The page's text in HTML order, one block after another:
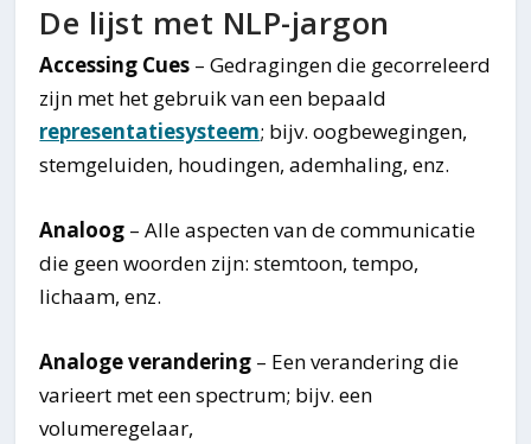
De lijst met NLP-jargon
Accessing Cues – Gedragingen die gecorreleerd
zijn met het gebruik van een bepaald
representatiesysteem; bijv. oogbewegingen,
stemgeluiden, houdingen, ademhaling, enz.
Analoog – Alle aspecten van de communicatie
die geen woorden zijn: stemtoon, tempo,
lichaam, enz.
Analoge verandering – Een verandering die
varieert met een spectrum; bijv. een
volumeregelaar,